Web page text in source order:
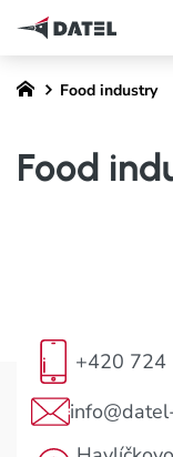
Food industry
Food
+420 724